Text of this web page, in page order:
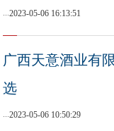
...2023-05-06 16:13:51
广西天意酒业有
选
...2023-05-06 10:50:29